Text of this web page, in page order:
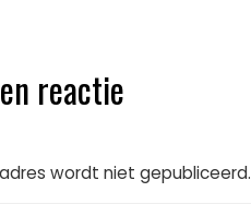
reactie
wordt niet gepubliceerd.